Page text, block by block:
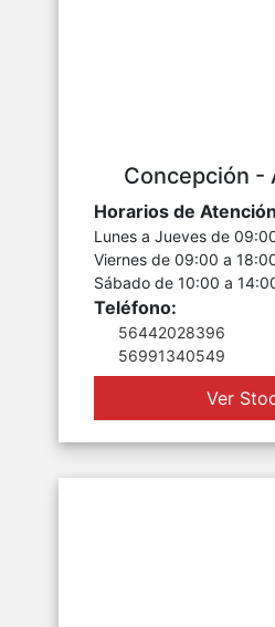
Concepción -
Horarios de
Lunes a Jueves de
Viernes de 09:00 a
Sábado de 10:00 a
Teléfono:
56442028396
56991340549
Ver